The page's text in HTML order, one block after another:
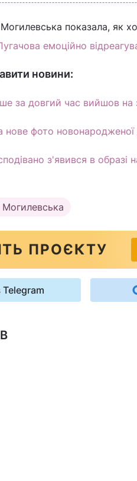
показала, як
емоційно
новини:
за довгий час вийшов на
нове фото новонародженої
з'явився в образі
Могилевська
ПРОЄКТУ